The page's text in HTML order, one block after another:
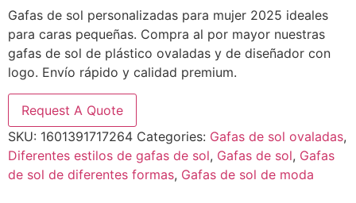
Gafas de sol personalizadas para mujer 2025 ideales
para caras pequeñas. Compra al por mayor nuestras
gafas de sol de plástico ovaladas y de diseñador con
logo. Envío rápido y calidad premium.
Request A Quote
SKU: 1601391717264 Categories: Gafas de sol ovaladas,
Diferentes estilos de gafas de sol, Gafas de sol, Gafas
de sol de diferentes formas, Gafas de sol de moda